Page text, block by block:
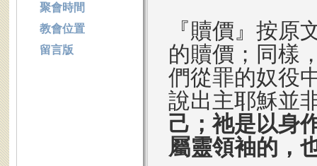
『贖價』按原
的贖價；同樣
們從罪的奴役
說出主耶穌並
己；祂是以身
屬靈領袖的，
聚會時間
教會位置
留言版